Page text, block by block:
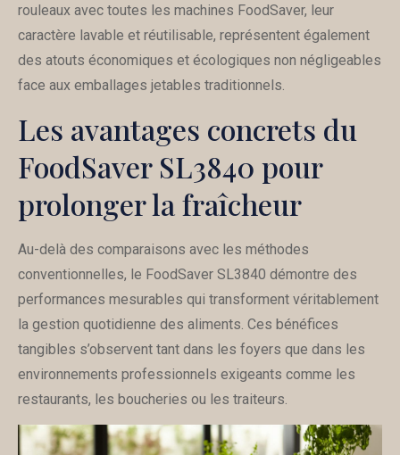
rouleaux avec toutes les machines FoodSaver, leur
caractère lavable et réutilisable, représentent également
des atouts économiques et écologiques non négligeables
face aux emballages jetables traditionnels.
Les avantages concrets du
FoodSaver SL3840 pour
prolonger la fraîcheur
Au-delà des comparaisons avec les méthodes
conventionnelles, le FoodSaver SL3840 démontre des
performances mesurables qui transforment véritablement
la gestion quotidienne des aliments. Ces bénéfices
tangibles s’observent tant dans les foyers que dans les
environnements professionnels exigeants comme les
restaurants, les boucheries ou les traiteurs.